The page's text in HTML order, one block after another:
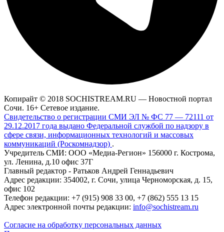
Копирайт © 2018 SOCHISTREAM.RU — Новостной портал
Сочи. 16+ Сетевое издание.
Свидетельство о регистрации СМИ ЭЛ № ФС 77 — 72111 от
29.12.2017 года выдано Федеральной службой по надзору в
сфере связи, информационных технологий и массовых
коммуникаций (Роскомнадзор) .
Учредитель СМИ: ООО «Медиа-Регион» 156000 г. Кострома,
ул. Ленина, д.10 офис 37Г
Главный редактор - Ратьков Андрей Геннадьевич
Адрес редакции: 354002, г. Сочи, улица Черноморская, д. 15,
офис 102
Телефон редакции: +7 (915) 908 33 00, +7 (862) 555 13 15
Адрес электронной почты редакции: info@sochistream.ru
Согласие на обработку персональных данных